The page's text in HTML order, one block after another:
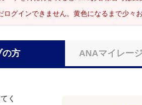
グインできません。黄色になるまで少々
の方 ANAマイレー
く